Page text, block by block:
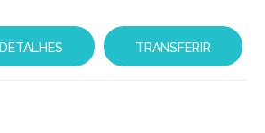
TRANSFERIR
DETALHES